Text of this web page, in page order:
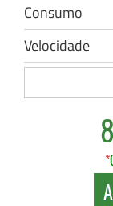
Consumo
Velocidade
*